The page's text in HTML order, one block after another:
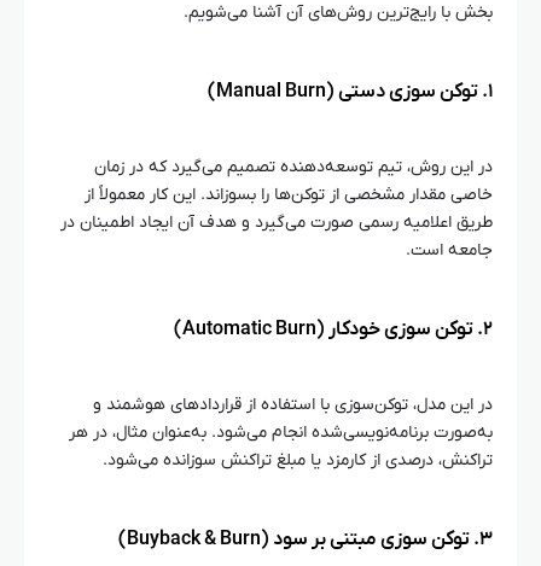
بخش با رایج‌ترین روش‌های آن آشنا می‌شویم.
۱. توکن‌ سوزی دستی (Manual Burn)
در این روش، تیم توسعه‌دهنده تصمیم می‌گیرد که در زمان
خاصی مقدار مشخصی از توکن‌ها را بسوزاند. این کار معمولاً از
طریق اعلامیه رسمی صورت می‌گیرد و هدف آن ایجاد اطمینان در
جامعه است.
۲. توکن‌ سوزی خودکار (Automatic Burn)
در این مدل، توکن‌سوزی با استفاده از قراردادهای هوشمند و
به‌صورت برنامه‌نویسی‌شده انجام می‌شود. به‌عنوان مثال، در هر
تراکنش، درصدی از کارمزد یا مبلغ تراکنش سوزانده می‌شود.
۳. توکن‌ سوزی مبتنی بر سود (Buyback & Burn)